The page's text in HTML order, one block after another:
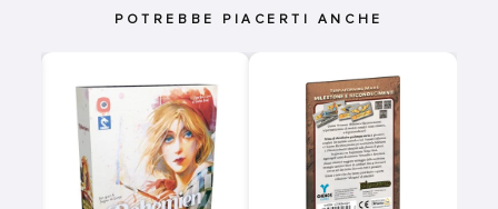
POTREBBE PIACERTI ANCHE